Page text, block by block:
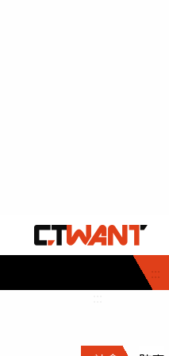
:::
社會首頁
時事
調查